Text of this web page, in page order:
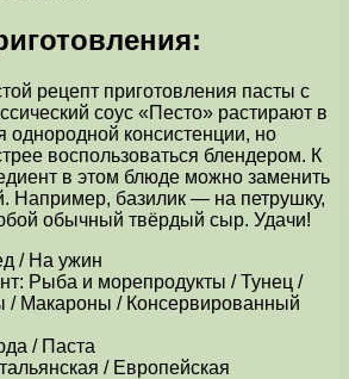
рецепт приготовления пасты с
соус «Песто» растирают в
однородной консистенции, но
воспользоваться блендером. К
в этом блюде можно заменить
Например, базилик — на петрушку,
обычный твёрдый сыр. Удачи!
/ На ужин
Рыба и морепродукты / Тунец /
/ Макароны / Консервированный
/ Паста
/ Европейская